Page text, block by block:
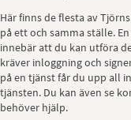
Här finns de flesta av
på ett och samma ställe.
innebär att du kan utföra
kräver inloggning och
på en tjänst får du upp all
tjänsten. Du kan även se
behöver hjälp.